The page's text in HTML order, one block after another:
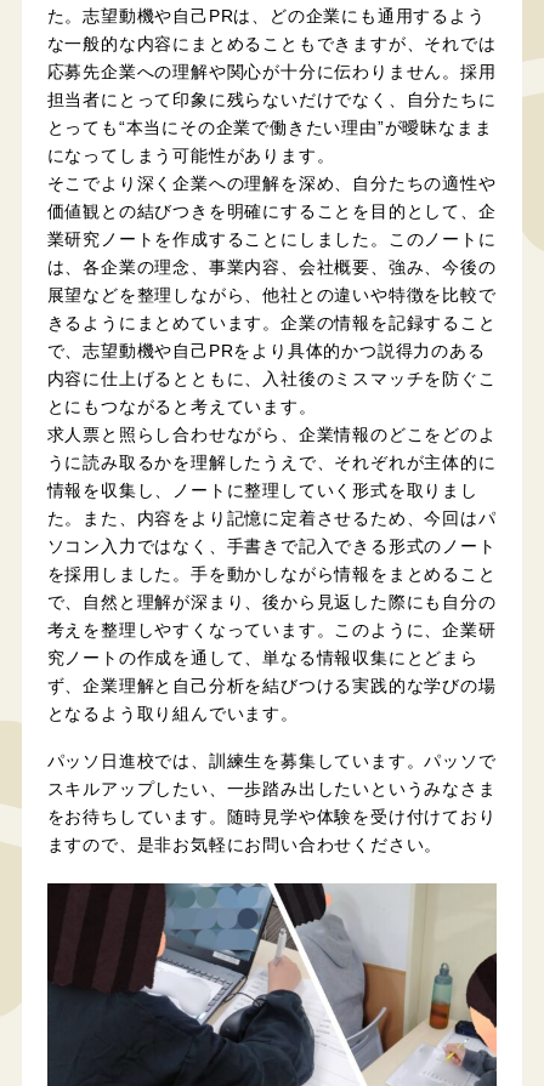
た。志望動機や自己PRは、どの企業にも通用するよう
な一般的な内容にまとめることもできますが、それでは
応募先企業への理解や関心が十分に伝わりません。採用
担当者にとって印象に残らないだけでなく、自分たちに
とっても“本当にその企業で働きたい理由”が曖昧なまま
になってしまう可能性があります。
そこでより深く企業への理解を深め、自分たちの適性や
価値観との結びつきを明確にすることを目的として、企
業研究ノートを作成することにしました。このノートに
は、各企業の理念、事業内容、会社概要、強み、今後の
展望などを整理しながら、他社との違いや特徴を比較で
きるようにまとめています。企業の情報を記録すること
で、志望動機や自己PRをより具体的かつ説得力のある
内容に仕上げるとともに、入社後のミスマッチを防ぐこ
とにもつながると考えています。
求人票と照らし合わせながら、企業情報のどこをどのよ
うに読み取るかを理解したうえで、それぞれが主体的に
情報を収集し、ノートに整理していく形式を取りまし
た。また、内容をより記憶に定着させるため、今回はパ
ソコン入力ではなく、手書きで記入できる形式のノート
を採用しました。手を動かしながら情報をまとめること
で、自然と理解が深まり、後から見返した際にも自分の
考えを整理しやすくなっています。このように、企業研
究ノートの作成を通して、単なる情報収集にとどまら
ず、企業理解と自己分析を結びつける実践的な学びの場
となるよう取り組んでいます。
パッソ日進校では、訓練生を募集しています。パッソで
スキルアップしたい、一歩踏み出したいというみなさま
をお待ちしています。随時見学や体験を受け付けており
ますので、是非お気軽にお問い合わせください。